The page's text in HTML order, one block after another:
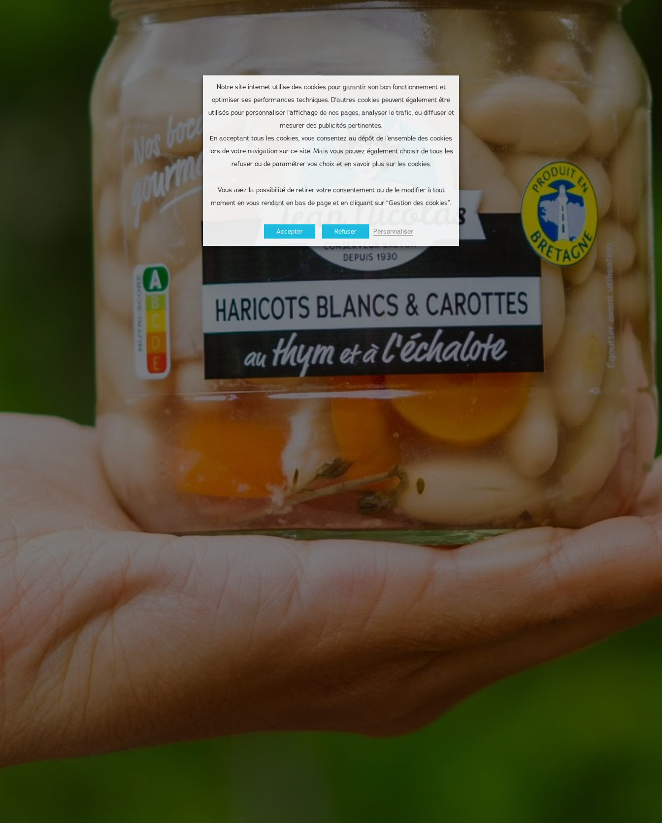
Notre site internet utilise des cookies pour garantir son bon fonctionnement et
optimiser ses performances techniques. D'autres cookies peuvent également être
utilisés pour personnaliser l'affichage de nos pages, analyser le trafic, ou diffuser et
mesurer des publicités pertinentes.
En acceptant tous les cookies, vous consentez au dépôt de l’ensemble des cookies
lors de votre navigation sur ce site. Mais vous pouvez également choisir de tous les
refuser ou de paramétrer vos choix et en savoir plus sur les cookies.
Vous avez la possibilité de retirer votre consentement ou de le modifier à tout
moment en vous rendant en bas de page et en cliquant sur “Gestion des cookies”.
Accepter Refuser Personnaliser